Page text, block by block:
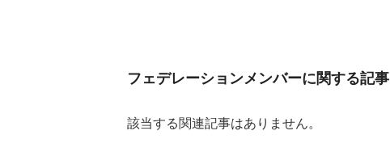
フェデレーションメンバーに関する記事
該当する関連記事はありません。